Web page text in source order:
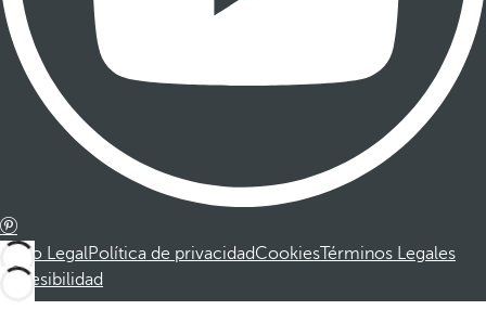
Aviso LegalPolítica de privacidadCookiesTérminos Legales
Accesibilidad